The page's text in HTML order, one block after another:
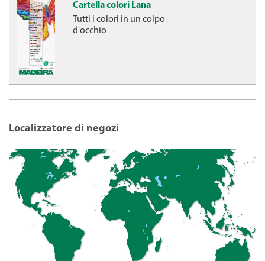
Cartella colori Lana
Tutti i colori in un colpo
d'occhio
Localizzatore di negozi